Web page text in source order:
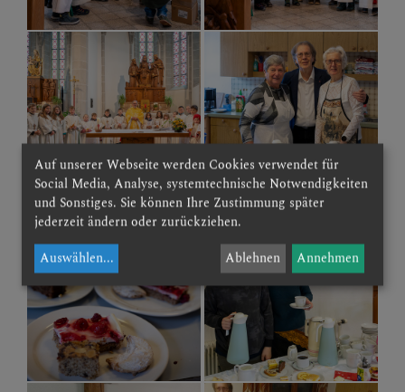
Auf unserer Webseite werden Cookies verwendet für
Social Media, Analyse, systemtechnische Notwendigkeiten
und Sonstiges. Sie können Ihre Zustimmung später
jederzeit ändern oder zurückziehen.
Auswählen... Ablehnen Annehmen